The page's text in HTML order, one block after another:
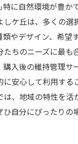
特に自然環境が豊か
しケ丘は、多くの選
類やデザイン、希望
たちのニーズに最も
購入後の維持管理サ
安心して利用する
は、地域の特性を活
ひ自分にぴったりの